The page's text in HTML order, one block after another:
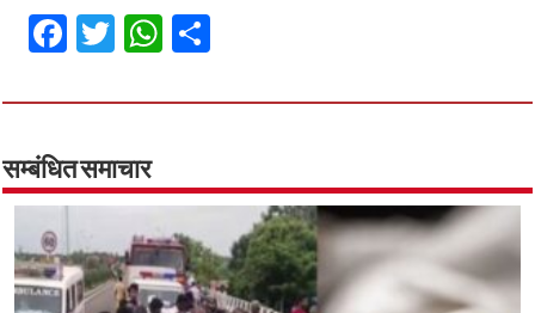
Fa
ce
b
o
o
k
T
wi
tt
er
W
h
at
p
p
ar
सम्बंधित समाचार